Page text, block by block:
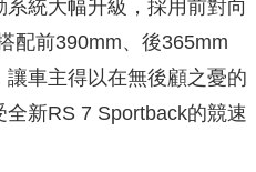
統大幅升級，採用前對向
配前390mm、後365mm
車主得以在無後顧之憂的
新RS 7 Sportback的競速